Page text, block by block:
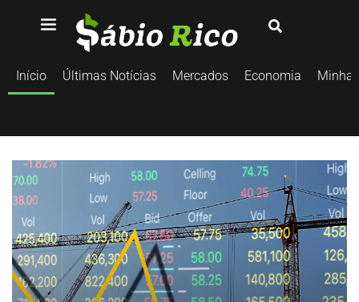
Início Últimas Notícias Mercados Economia